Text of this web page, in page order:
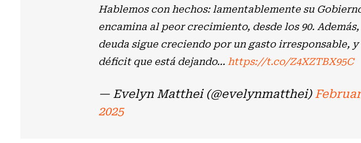
Hablemos con hechos: lamentablemente su
encamina al peor crecimiento, desde los 90.
deuda sigue creciendo por un gasto irresponsable,
déficit que está dejando… https://t.co/Z4XZTBX95C
— Evelyn Matthei (@evelynmatthei)
2025